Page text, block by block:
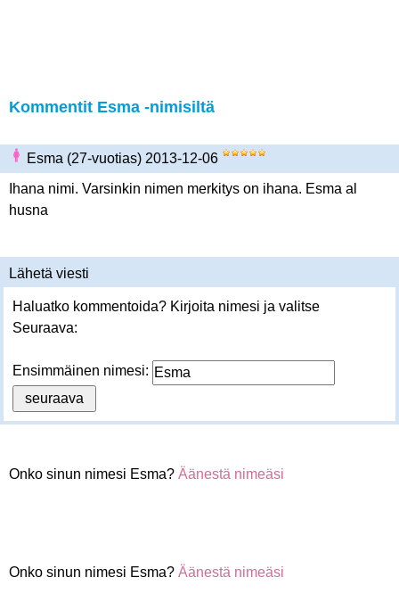
Kommentit Esma -nimisiltä
Esma (27-vuotias) 2013-12-06
Ihana nimi. Varsinkin nimen merkitys on ihana. Esma al
husna
Lähetä viesti
Haluatko kommentoida? Kirjoita nimesi ja valitse
Seuraava:
Ensimmäinen nimesi:
Onko sinun nimesi Esma? Äänestä nimeäsi
Onko sinun nimesi Esma? Äänestä nimeäsi